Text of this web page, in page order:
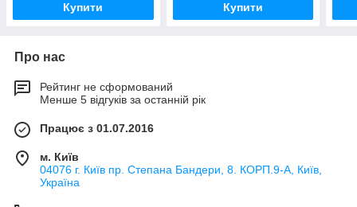
Купити Купити
Про нас
Рейтинг не сформований
Менше 5 відгуків за останній рік
Працює з 01.07.2016
м. Київ
04076 г. Київ пр. Степана Бандери, 8. КОРП.9-А, Київ,
Україна